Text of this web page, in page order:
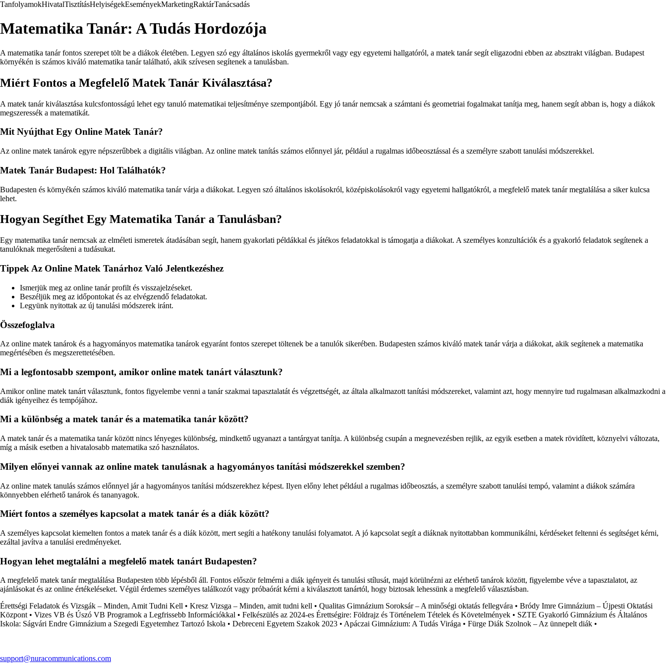
TanfolyamokHivatalTisztításHelyiségekEseményekMarketingRaktárTanácsadás
Matematika Tanár: A Tudás Hordozója
A matematika tanár fontos szerepet tölt be a diákok életében. Legyen szó egy általános iskolás gyermekről vagy egy egyetemi hallgatóról, a matek tanár segít eligazodni ebben az absztrakt világban. Budapest
környékén is számos kiváló matematika tanár található, akik szívesen segítenek a tanulásban.
Miért Fontos a Megfelelő Matek Tanár Kiválasztása?
A matek tanár kiválasztása kulcsfontosságú lehet egy tanuló matematikai teljesítménye szempontjából. Egy jó tanár nemcsak a számtani és geometriai fogalmakat tanítja meg, hanem segít abban is, hogy a diákok
megszeressék a matematikát.
Mit Nyújthat Egy Online Matek Tanár?
Az online matek tanárok egyre népszerűbbek a digitális világban. Az online matek tanítás számos előnnyel jár, például a rugalmas időbeosztással és a személyre szabott tanulási módszerekkel.
Matek Tanár Budapest: Hol Találhatók?
Budapesten és környékén számos kiváló matematika tanár várja a diákokat. Legyen szó általános iskolásokról, középiskolásokról vagy egyetemi hallgatókról, a megfelelő matek tanár megtalálása a siker kulcsa
lehet.
Hogyan Segíthet Egy Matematika Tanár a Tanulásban?
Egy matematika tanár nemcsak az elméleti ismeretek átadásában segít, hanem gyakorlati példákkal és játékos feladatokkal is támogatja a diákokat. A személyes konzultációk és a gyakorló feladatok segítenek a
tanulóknak megerősíteni a tudásukat.
Tippek Az Online Matek Tanárhoz Való Jelentkezéshez
Ismerjük meg az online tanár profilt és visszajelzéseket.
Beszéljük meg az időpontokat és az elvégzendő feladatokat.
Legyünk nyitottak az új tanulási módszerek iránt.
Összefoglalva
Az online matek tanárok és a hagyományos matematika tanárok egyaránt fontos szerepet töltenek be a tanulók sikerében. Budapesten számos kiváló matek tanár várja a diákokat, akik segítenek a matematika
megértésében és megszerettetésében.
Mi a legfontosabb szempont, amikor online matek tanárt választunk?
Amikor online matek tanárt választunk, fontos figyelembe venni a tanár szakmai tapasztalatát és végzettségét, az általa alkalmazott tanítási módszereket, valamint azt, hogy mennyire tud rugalmasan alkalmazkodni a
diák igényeihez és tempójához.
Mi a különbség a matek tanár és a matematika tanár között?
A matek tanár és a matematika tanár között nincs lényeges különbség, mindkettő ugyanazt a tantárgyat tanítja. A különbség csupán a megnevezésben rejlik, az egyik esetben a matek rövidített, köznyelvi változata,
míg a másik esetben a hivatalosabb matematika szó használatos.
Milyen előnyei vannak az online matek tanulásnak a hagyományos tanítási módszerekkel szemben?
Az online matek tanulás számos előnnyel jár a hagyományos tanítási módszerekhez képest. Ilyen előny lehet például a rugalmas időbeosztás, a személyre szabott tanulási tempó, valamint a diákok számára
könnyebben elérhető tanárok és tananyagok.
Miért fontos a személyes kapcsolat a matek tanár és a diák között?
A személyes kapcsolat kiemelten fontos a matek tanár és a diák között, mert segíti a hatékony tanulási folyamatot. A jó kapcsolat segít a diáknak nyitottabban kommunikálni, kérdéseket feltenni és segítséget kérni,
ezáltal javítva a tanulási eredményeket.
Hogyan lehet megtalálni a megfelelő matek tanárt Budapesten?
A megfelelő matek tanár megtalálása Budapesten több lépésből áll. Fontos először felmérni a diák igényeit és tanulási stílusát, majd körülnézni az elérhető tanárok között, figyelembe véve a tapasztalatot, az
ajánlásokat és az online értékeléseket. Végül érdemes személyes találkozót vagy próbaórát kérni a kiválasztott tanártól, hogy biztosak lehessünk a megfelelő választásban.
Érettségi Feladatok és Vizsgák – Minden, Amit Tudni Kell • Kresz Vizsga – Minden, amit tudni kell • Qualitas Gimnázium Soroksár – A minőségi oktatás fellegvára • Bródy Imre Gimnázium – Újpesti Oktatási
Központ• Vizes VB és Úszó VB Programok a Legfrissebb Információkkal • Felkészülés az 2024-es Érettségire: Földrajz és Történelem Tételek és Követelmények • SZTE Gyakorló Gimnázium és Általános
Iskola: Ságvári Endre Gimnázium a Szegedi Egyetemhez Tartozó Iskola • Debreceni Egyetem Szakok 2023 • Apáczai Gimnázium: A Tudás Virága • Fürge Diák Szolnok – Az ünnepelt diák •
support@nuracommunications.com